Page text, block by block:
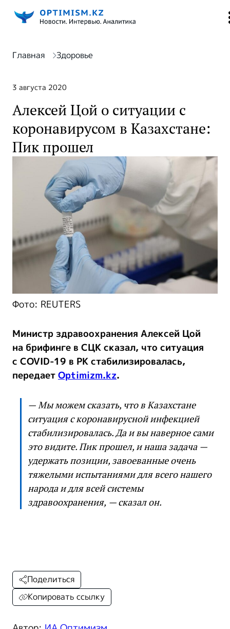
Главная Здоровье
3 августа 2020
Алексей Цой о ситуации с
коронавирусом в Казахстане:
Пик прошел
Фото: REUTERS
Министр здравоохранения Алексей Цой
на брифинге в СЦК сказал, что ситуация
с COVID-19 в РК стабилизировалась,
передаетOptimizm.kz.
— Мы можем сказать, что в Казахстане
ситуация с коронавирусной инфекцией
стабилизировалась. Да и вы наверное сами
это видите. Пик прошел, и наша задача —
удержать позиции, завоеванные очень
тяжелыми испытаниями для всего нашего
народа и для всей системы
здравоохранения, — сказал он.
Поделиться
Копировать ссылку